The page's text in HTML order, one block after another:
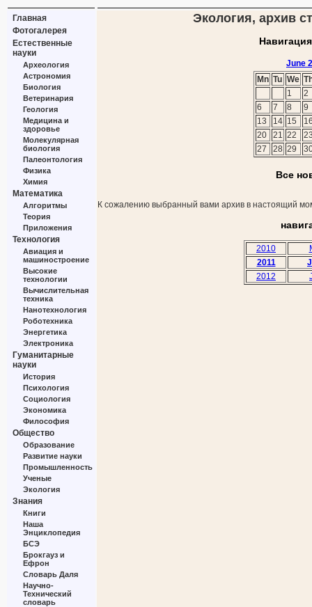
Главная
Фотогалерея
Естественные
науки
Археология
Астрономия
Биология
Ветеринария
Геология
Медицина и
здоровье
Молекулярная
биология
Палеонтология
Физика
Химия
Математика
Алгоритмы
Теория
Приложения
Технология
Авиация и
машиностроение
Высокие
технологии
Вычислительная
техника
Нанотехнология
Роботехника
Энергетика
Электроника
Гуманитарные
науки
История
Психология
Социология
Экономика
Философия
Общество
Образование
Развитие науки
Промышленность
Ученые
Экология
Знания
Книги
Наша
Энциклопедия
БСЭ
Брокгауз и
Ефрон
Словарь Даля
Научно-
Технический
словарь
Экология, архив
June
Mn Tu We
1
2
6
7 8
9
13
14 15
20
21 22
27
28 29
Все
К сожалению выбранный вами архив в настоящий
2010
2011
2012